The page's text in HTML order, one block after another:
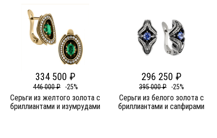
334 500 ₽
446 000 ₽ -25%
Серьги из желтого золота c
бриллиантами и изумрудами
296 250 ₽
395 000 ₽ -25%
Серьги из белого золота c
бриллиантами и сапфирами